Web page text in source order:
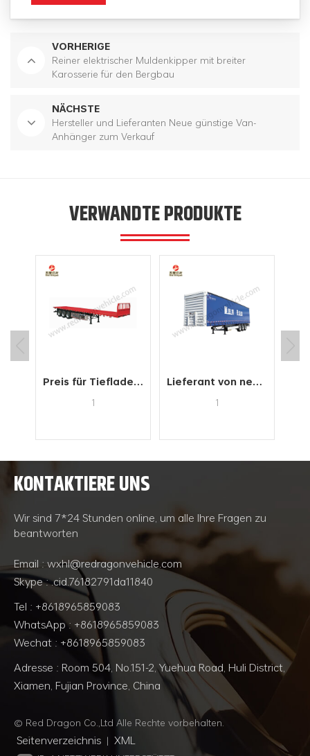
VORHERIGE
Reiner elektrischer Muldenkipper mit breiter
Karosserie für den Bergbau
NÄCHSTE
Hersteller und Lieferanten Neue günstige Van-
Anhänger zum Verkauf
VERWANDTE PRODUKTE
Preis für Tieflader-Lieferanten und relevante Derivattypen
1
WEITERLESEN
Lieferant von neuen Schiebeplanenanhängern zum Verkauf
1
KONTAKTIERE UNS
Wir sind 7*24 Stunden online, um alle Ihre Fragen zu
beantworten
Email : wxhl@redragonvehicle.com
Skype : .cid.76182791da11840
Tel : +8618965859083
WhatsApp : +8618965859083
Wechat : +8618965859083
Adresse : Room 504, No.151-2, Yuehua Road, Huli District,
Xiamen, Fujian Province, China
© Red Dragon Co.,Ltd Alle Rechte vorbehalten.
Seitenverzeichnis | XML